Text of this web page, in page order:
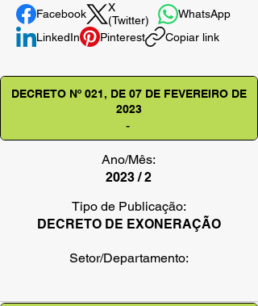
Facebook
X
(Twitter)
WhatsApp
LinkedIn
Pinterest Copiar link
DECRETO Nº 021, DE 07 DE FEVEREIRO DE
2023
-
Ano/Mês:
2023 / 2
Tipo de Publicação:
DECRETO DE EXONERAÇÃO
Setor/Departamento: